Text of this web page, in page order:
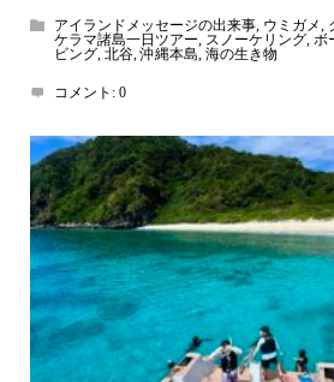
アイランドメッセージの出来事, ウミガメ,
ケラマ諸島一日ツアー, スノーケリング, ボ
ビング, 北谷,沖縄本島, 海の生き物
コメント: 0